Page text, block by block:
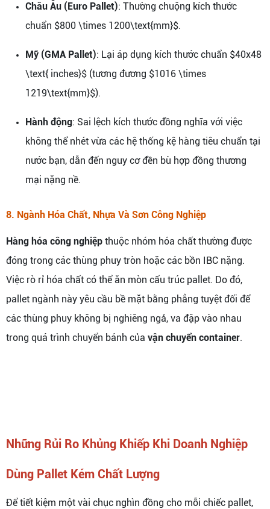
Châu Âu (Euro Pallet): Thường chuộng kích thước
chuẩn $800 \times 1200\text{mm}$.
Mỹ (GMA Pallet): Lại áp dụng kích thước chuẩn $40x48
\text{ inches}$ (tương đương $1016 \times
1219\text{mm}$).
Hành động: Sai lệch kích thước đồng nghĩa với việc
không thể nhét vừa các hệ thống kệ hàng tiêu chuẩn tại
nước bạn, dẫn đến nguy cơ đền bù hợp đồng thương
mại nặng nề.
8. Ngành Hóa Chất, Nhựa Và Sơn Công Nghiệp
Hàng hóa công nghiệp thuộc nhóm hóa chất thường được
đóng trong các thùng phuy tròn hoặc các bồn IBC nặng.
Việc rò rỉ hóa chất có thể ăn mòn cấu trúc pallet. Do đó,
pallet ngành này yêu cầu bề mặt bằng phẳng tuyệt đối để
các thùng phuy không bị nghiêng ngả, va đập vào nhau
trong quá trình chuyển bánh của vận chuyển container.
Những Rủi Ro Khủng Khiếp Khi Doanh Nghiệp
Dùng Pallet Kém Chất Lượng
Để tiết kiệm một vài chục nghìn đồng cho mỗi chiếc pallet,